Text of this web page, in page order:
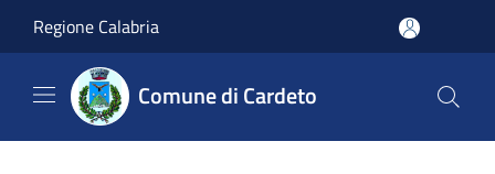
Regione Calabria
Comune di Cardeto